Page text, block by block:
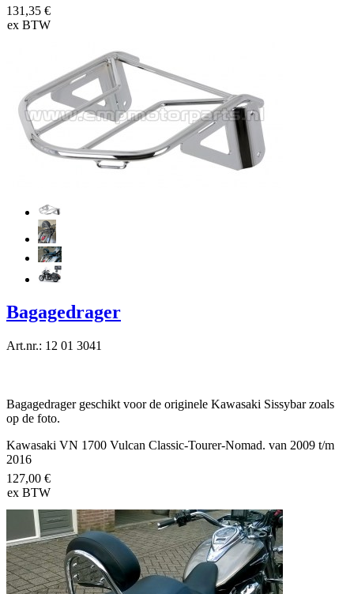
131,35 €
ex BTW
Bagagedrager
Art.nr.: 12 01 3041
Bagagedrager geschikt voor de originele Kawasaki Sissybar zoals
op de foto.
Kawasaki VN 1700 Vulcan Classic-Tourer-Nomad. van 2009 t/m
2016
127,00 €
ex BTW